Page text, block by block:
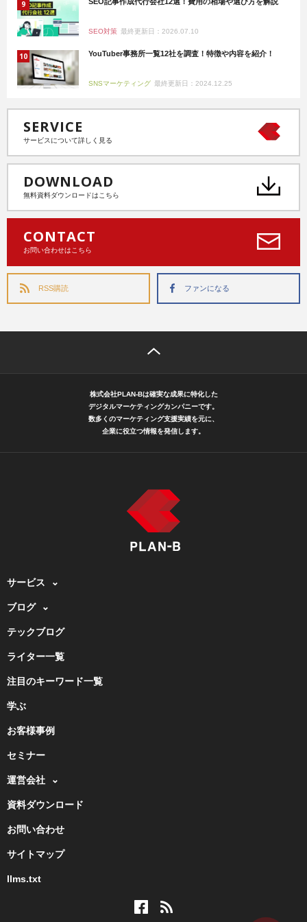
SEO対策 最終更新日：2026.07.10
YouTuber事務所一覧12社を調査！特徴や内容を紹介！
SNSマーケティング 最終更新日：2024.12.25
SERVICE
サービスについて詳しく見る
DOWNLOAD
無料資料ダウンロードはこちら
CONTACT
お問い合わせはこちら
RSS購読 ファンになる
株式会社PLAN-Bは確実な成果に特化した
デジタルマーケティングカンパニーです。
数多くのマーケティング支援実績を元に、
企業に役立つ情報を発信します。
サービス
ブログ
テックブログ
ライター一覧
注目のキーワード一覧
学ぶ
お客様事例
セミナー
運営会社
資料ダウンロード
お問い合わせ
サイトマップ
llms.txt